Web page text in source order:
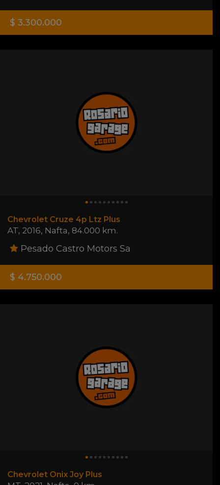
$ 3.300.000
Chevrolet Cruze 4p Ltz Plus
AT, 2016, Nafta, 84.000 km.
Pesado Castro Motors Sa
$ 4.750.000
Chevrolet Onix Joy Plus